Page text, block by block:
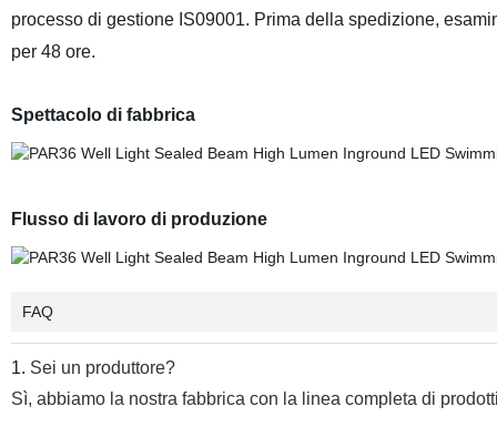
processo di gestione IS09001. Prima della spedizione,
per 48 ore.
Spettacolo di fabbrica
Flusso di lavoro di produzione
FAQ
1. Sei un produttore?
Sì, abbiamo la nostra fabbrica con la linea completa di